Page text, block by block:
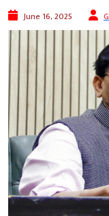
June 16, 2025